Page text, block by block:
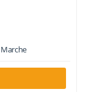
Marche